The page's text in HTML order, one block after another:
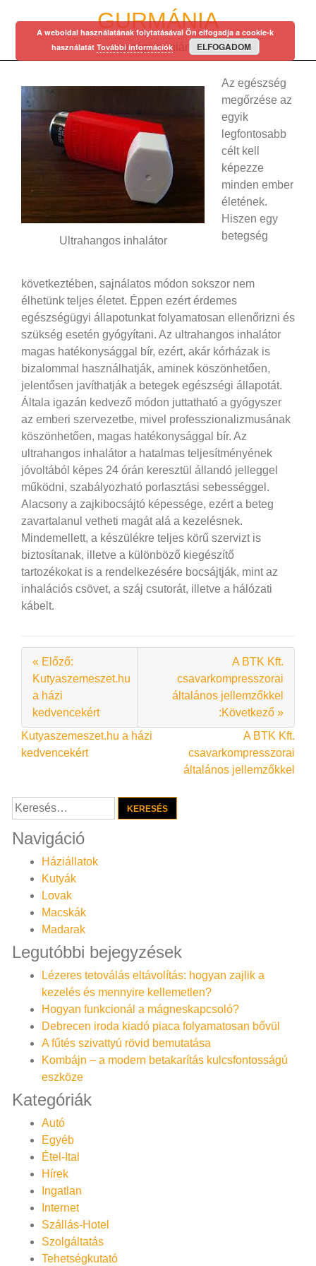
GURMÁNIA
egy régi mániám…
Ultrahangos inhalátor
Az egészség
megőrzése az
egyik
legfontosabb
célt kell
képezze
minden ember
életének.
Hiszen egy
betegség
következtében, sajnálatos módon sokszor nem
élhetünk teljes életet. Éppen ezért érdemes
egészségügyi állapotunkat folyamatosan ellenőrizni és
szükség esetén gyógyítani. Az ultrahangos inhalátor
magas hatékonysággal bír, ezért, akár kórházak is
bizalommal használhatják, aminek köszönhetően,
jelentősen javíthatják a betegek egészségi állapotát.
Általa igazán kedvező módon juttatható a gyógyszer
az emberi szervezetbe, mivel professzionalizmusának
köszönhetően, magas hatékonysággal bír. Az
ultrahangos inhalátor a hatalmas teljesítményének
jóvoltából képes 24 órán keresztül állandó jelleggel
működni, szabályozható porlasztási sebességgel.
Alacsony a zajkibocsájtó képessége, ezért a beteg
zavartalanul vetheti magát alá a kezelésnek.
Mindemellett, a készülékre teljes körű szervizt is
biztosítanak, illetve a különböző kiegészítő
tartozékokat is a rendelkezésére bocsájtják, mint az
inhalációs csövet, a száj csutorát, illetve a hálózati
kábelt.
« Előző:
Kutyaszemeszet.hu
a házi
kedvencekért
A BTK Kft.
csavarkompresszorai
általános jellemzőkkel
:Következő »
Bejegyzés
navigáció
Kutyaszemeszet.hu a házi
kedvencekért
A BTK Kft.
csavarkompresszorai
általános jellemzőkkel
Keresés:
Navigáció
Háziállatok
Kutyák
Lovak
Macskák
Madarak
Legutóbbi bejegyzések
Lézeres tetoválás eltávolítás: hogyan zajlik a
kezelés és mennyire kellemetlen?
Hogyan funkcionál a mágneskapcsoló?
Debrecen iroda kiadó piaca folyamatosan bővül
A fűtés szivattyú rövid bemutatása
Kombájn – a modern betakarítás kulcsfontosságú
eszköze
Kategóriák
Autó
Egyéb
Étel-Ital
Hírek
Ingatlan
Internet
Szállás-Hotel
Szolgáltatás
Tehetségkutató
A weboldal használatának folytatásával Ön elfogadja a cookie-k
használatát További információk ELFOGADOM